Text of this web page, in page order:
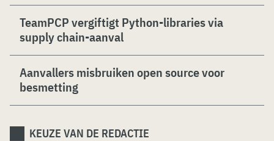
TeamPCP vergiftigt Python-libraries via
supply chain-aanval
Aanvallers misbruiken open source voor
besmetting
KEUZE VAN DE REDACTIE